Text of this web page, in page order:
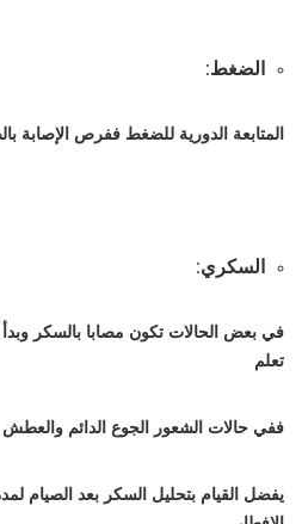
الضغط:
المتابعة الدورية للضغط ففرص الإصابة
السكري:
في بعض الحالات تكون مصابا بالسكر
تعلم
ففي حالات الشعور الجوع الدائم والعطش